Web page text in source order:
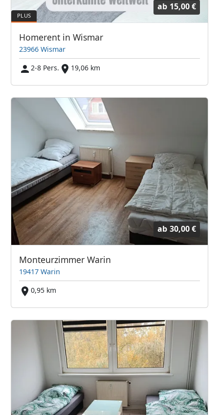
ab 15,00 €
Homerent in Wismar
23966 Wismar
2-8 Pers.
19,06 km
ab 30,00 €
Monteurzimmer Warin
19417 Warin
0,95 km